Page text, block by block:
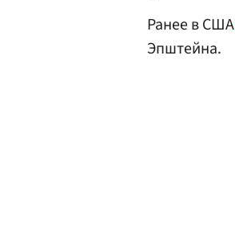
Ранее в США
Эпштейна.